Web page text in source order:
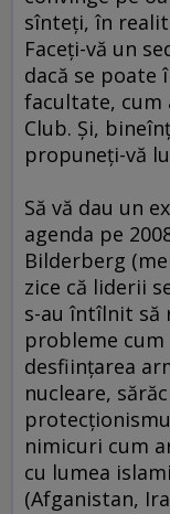
sînteţi, în
Faceţi-vă un
dacă se poate
facultate, cum
Club. Şi,
propuneţi-vă
Să vă dau un
agenda pe
Bilderberg
zice că liderii
s-au întîlnit să
probleme cum
desfiinţarea
nucleare,
nimicuri cum
cu lumea
(Afganistan,